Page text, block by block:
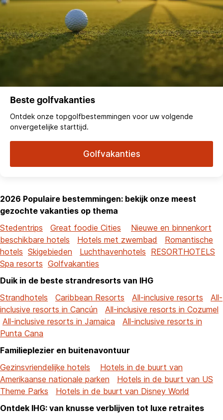
Beste golfvakanties
Ontdek onze topgolfbestemmingen voor uw volgende
onvergetelijke starttijd.
Golfvakanties
2026 Populaire bestemmingen: bekijk onze meest
gezochte vakanties op thema
Stedentrips
Great foodie Cities
Nieuwe en binnenkort
beschikbare hotels
Hotels met zwembad
Romantische
hotels Skigebieden Luchthavenhotels RESORTHOTELS
Spa resorts Golfvakanties
Duik in de beste strandresorts van IHG
Strandhotels
Caribbean Resorts All-inclusive resorts
All-
inclusive resorts in Cancún
All-inclusive resorts in Cozumel
All-inclusive resorts in Jamaica
All-inclusive resorts in
Punta Cana
Familieplezier en buitenavontuur
Gezinsvriendelijke hotels
Hotels in de buurt van
Amerikaanse nationale parken
Hotels in de buurt van US
Theme Parks
Hotels in de buurt van Disney World
Ontdek IHG: van knusse verblijven tot luxe retraites